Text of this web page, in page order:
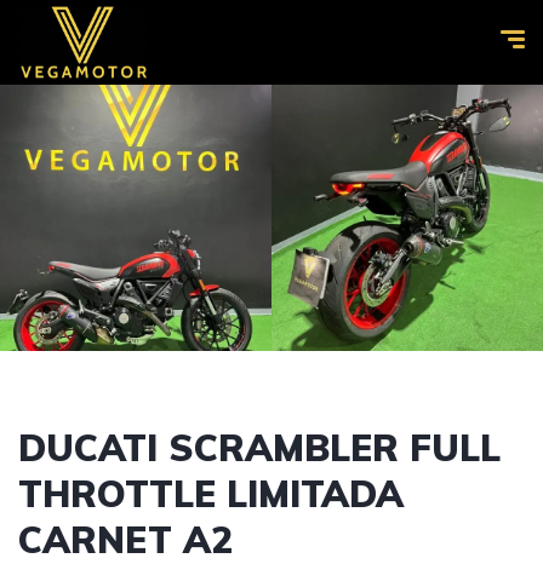
DUCATI SCRAMBLER FULL
THROTTLE LIMITADA
CARNET A2